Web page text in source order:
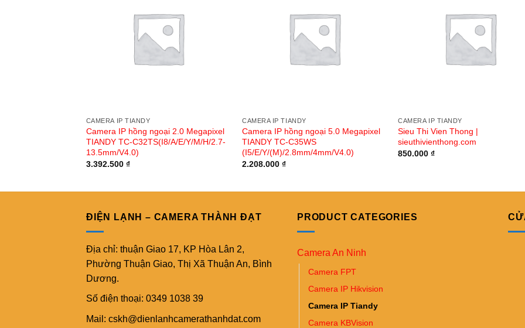
CAMERA IP TIANDY
Camera IP hồng ngoại 2.0 Megapixel
TIANDY TC-C32TS(I8/A/E/Y/M/H/2.7-
13.5mm/V4.0)
3.392.500 ₫
CAMERA IP TIANDY
Camera IP hồng ngoại 5.0 Megapixel
TIANDY TC-C35WS
(I5/E/Y/(M)/2.8mm/4mm/V4.0)
2.208.000₫
CAMERA IP TIANDY
Sieu Thi Vien Thong |
sieuthivienthong.com
850.000₫
ĐIỆN LẠNH – CAMERA THÀNH ĐẠT
Địa chỉ: thuận Giao 17, KP Hòa Lân 2,
Phường Thuận Giao, Thị Xã Thuận An, Bình
Dương.
Số điện thoại: 0349 1038 39
Mail: cskh@dienlanhcamerathanhdat.com
PRODUCT CATEGORIES
Camera An Ninh
Camera FPT
Camera IP Hikvision
Camera IP Tiandy
Camera KBVision